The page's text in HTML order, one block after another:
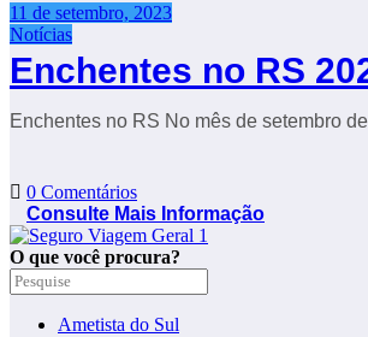
11 de setembro, 2023
Notícias
Enchentes no RS
Enchentes no RS No mês de setembro
0 Comentários
Consulte Mais Informação
O que você procura?
Ametista do Sul